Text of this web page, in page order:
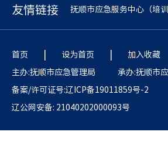
友情链接 抚顺市应急服务中心（培训
首页 | 设为首页 |
加入收藏
主办:抚顺市应急管理局
承办:抚顺市
备案/许可证号:辽ICP备19011859号-2
辽公网安备: 21040202000093号